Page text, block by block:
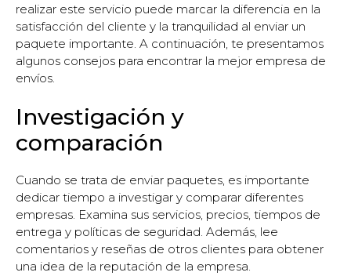
realizar este servicio puede marcar la diferencia en la
satisfacción del cliente y la tranquilidad al enviar un
paquete importante. A continuación, te presentamos
algunos consejos para encontrar la mejor empresa de
envíos.
Investigación y
comparación
Cuando se trata de enviar paquetes, es importante
dedicar tiempo a investigar y comparar diferentes
empresas. Examina sus servicios, precios, tiempos de
entrega y políticas de seguridad. Además, lee
comentarios y reseñas de otros clientes para obtener
una idea de la reputación de la empresa.